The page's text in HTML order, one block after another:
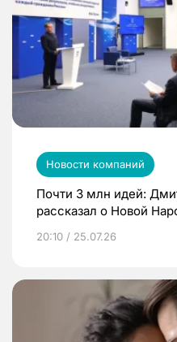
Новости компаний
Почти 3 млн идей:
рассказал о Новой
20:10 / 25.07.26